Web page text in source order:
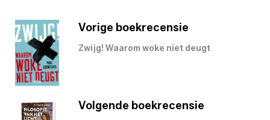
Vorige boekrecensie
Zwijg! Waarom woke niet deugt
Volgende boekrecensie